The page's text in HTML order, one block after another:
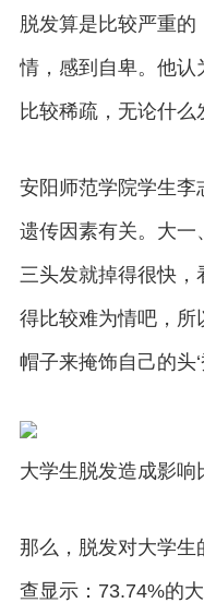
脱发算是比较严重
情，感到自卑。他认
比较稀疏，无论什么
安阳师范学院学生李
遗传因素有关。大一
三头发就掉得很快
得比较难为情吧，所
帽子来掩饰自己的头‘
大学生脱发造成影响
那么，脱发对大学生
查显示：73.74%的